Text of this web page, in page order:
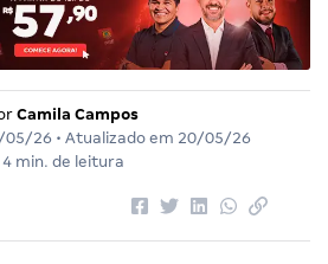
Camila Campos
05/26 • Atualizado em 20/05/26
4 min. de leitura